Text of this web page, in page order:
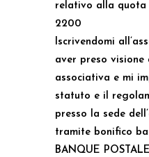
relativo alla
2200
Iscrivendomi
aver preso
associativa e mi
statuto e il
presso la sede
tramite bonifico
BANQUE